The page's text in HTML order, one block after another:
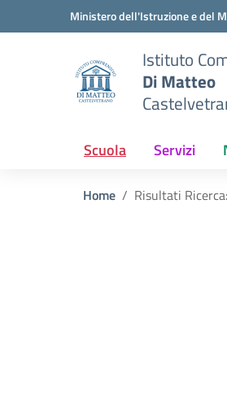
Vai ai contenuti
Vai al menu di navigazioneMinistero dell'Istruzione e del
Istituto
Di Matteo
Scuola Servizi
Home Risultati